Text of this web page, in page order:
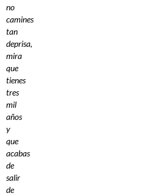
no
camines
tan
deprisa,
mira
que
tienes
tres
mil
años
y
que
acabas
de
salir
de